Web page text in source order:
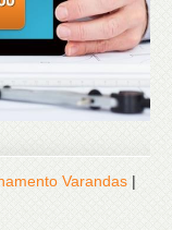
Varandas |